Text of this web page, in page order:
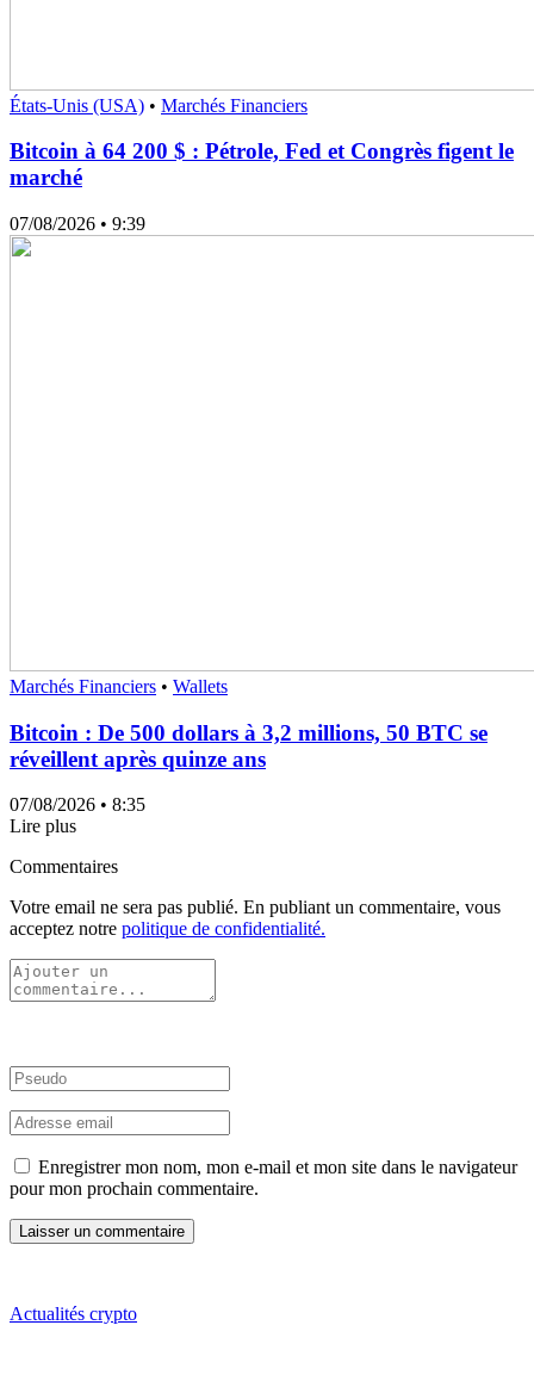
États-Unis (USA) • Marchés Financiers
Bitcoin à 64 200 $ : Pétrole, Fed et Congrès figent le
marché
07/08/2026 • 9:39
Marchés Financiers • Wallets
Bitcoin : De 500 dollars à 3,2 millions, 50 BTC se
réveillent après quinze ans
07/08/2026 • 8:35
Lire plus
Commentaires
Votre email ne sera pas publié. En publiant un commentaire, vous
acceptez notre politique de confidentialité.
Enregistrer mon nom, mon e-mail et mon site dans le navigateur
pour mon prochain commentaire.
Actualités crypto